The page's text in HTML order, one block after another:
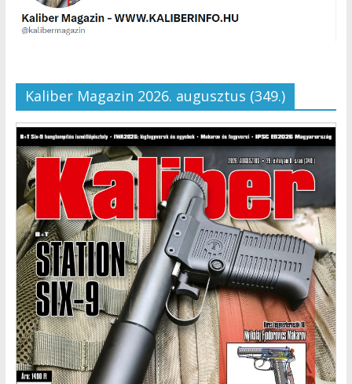
Kaliber Magazin 2026. augusztus (349.)